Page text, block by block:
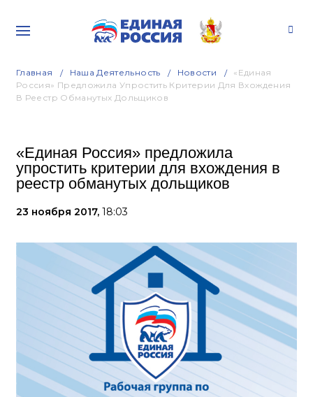
Главная Наша Деятельность Новости
«Единая
Россия» Предложила Упростить Критерии Для Вхождения
В Реестр Обманутых Дольщиков
«Единая Россия» предложила
упростить критерии для вхождения в
реестр обманутых дольщиков
23 ноября 2017, 18:03